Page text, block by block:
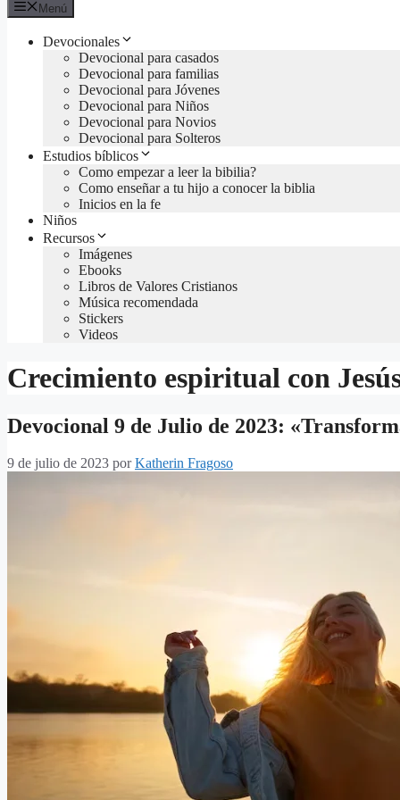
Menú
Devocionales
Devocional para casados
Devocional para familias
Devocional para Jóvenes
Devocional para Niños
Devocional para Novios
Devocional para Solteros
Estudios bíblicos
Como empezar a leer la bibilia?
Como enseñar a tu hijo a conocer la biblia
Inicios en la fe
Niños
Recursos
Imágenes
Ebooks
Libros de Valores Cristianos
Música recomendada
Stickers
Videos
Crecimiento espiritual con
Devocional 9 de Julio de 2023:
9 de julio de 2023 porKatherin Fragoso